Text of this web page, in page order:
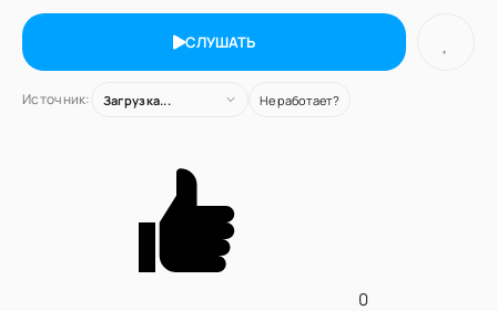
СЛУШАТЬ
Источник: Загрузка... Не работает?
0